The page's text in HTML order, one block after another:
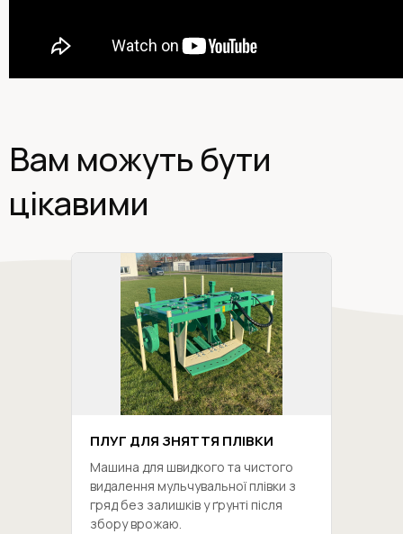
Вам можуть бути
цікавими
ПЛУГ ДЛЯ ЗНЯТТЯ ПЛІВКИ
Машина для швидкого та чистого
видалення мульчувальної плівки з
гряд без залишків у ґрунті після
збору врожаю.